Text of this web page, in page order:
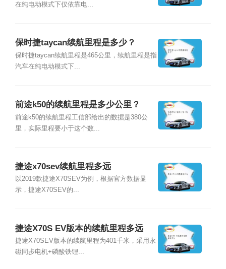
在纯电动模式下仅依靠电...
保时捷taycan续航里程是多少？
保时捷taycan续航里程是465公里，续航里程是指
汽车在纯电动模式下...
前途k50的续航里程是多少公里？
前途k50的续航里程工信部给出的数据是380公
里，实际里程要小于这个数...
捷途x70sev续航里程多远
以2019款捷途X70SEV为例，根据官方数据显
示，捷途X70SEV的...
捷途X70S EV版本的续航里程多远
捷途X70SEV版本的续航里程为401千米，采用永
磁同步电机+磷酸铁锂...